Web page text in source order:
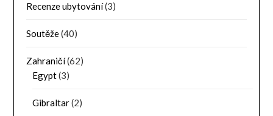
Recenze ubytování(3)
Soutěže(40)
Zahraničí(62)
Egypt(3)
Gibraltar(2)